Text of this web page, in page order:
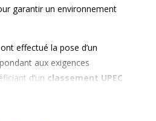
garantir un environnement
effectué la pose d’un
aux exigences
d’un classement UPEC
intensif.